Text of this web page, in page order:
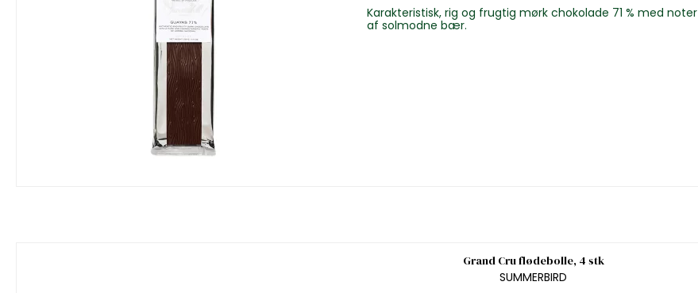
Karakteristisk, rig og frugtig mørk chokolade 71 % med noter
af solmodne bær.
Grand Cru flødebolle, 4 stk
SUMMERBIRD